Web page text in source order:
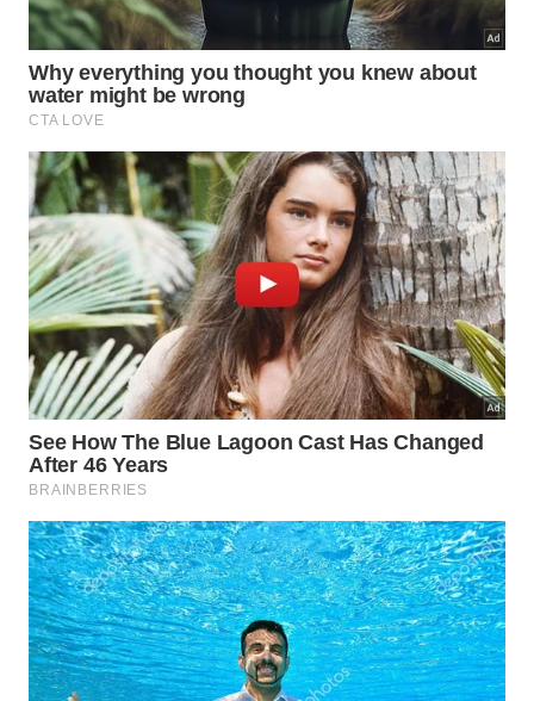
superfície menos porosa, reduz rachaduras e evita
cheiro ruim. A rotina básica deve seguir estes
passos:
Lave com detergente neutro e esponja macia
logo após o uso.
Evite deixar a tábua de molho na pia.
Seque com pano limpo depois do enxágue.
Deixe a tábua em pé até secar por completo.
Aplique óleo mineral próprio para contato com
alimentos de tempos em tempos.
A madeira também preserva melhor a faca porque
oferece uma superfície mais gentil ao corte. Isso
não significa que ela seja indestrutível. Tábuas
rachadas, empenadas, com mofo ou cheiro
persistente devem ser substituídas, pois a higiene